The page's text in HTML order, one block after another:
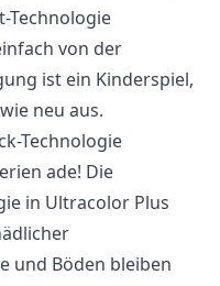
Technologie
von der
ist ein Kinderspiel,
neu aus.
Technologie
ade! Die
in Ultracolor Plus
und Böden bleiben